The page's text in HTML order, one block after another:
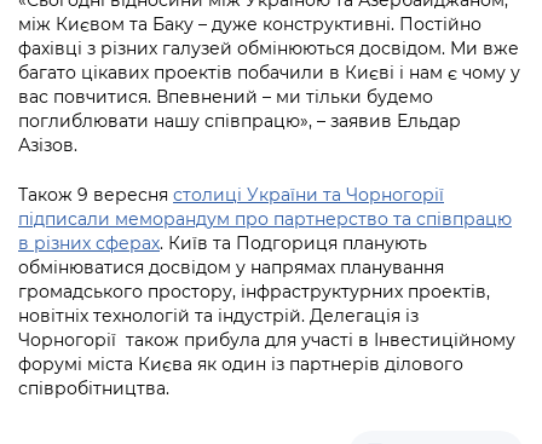
між Києвом та Баку – дуже конструктивні. Постійно
фахівці з різних галузей обмінюються досвідом. Ми вже
багато цікавих проектів побачили в Києві і нам є чому у
вас повчитися. Впевнений – ми тільки будемо
поглиблювати нашу співпрацю», – заявив Ельдар
Азізов.
Також 9 вересня столиці України та Чорногорії
підписали меморандум про партнерство та співпрацю
в різних сферах. Київ та Подгориця планують
обмінюватися досвідом у напрямах планування
громадського простору, інфраструктурних проектів,
новітніх технологій та індустрій. Делегація із
Чорногорії також прибула для участі в Інвестиційному
форумі міста Києва як один із партнерів ділового
співробітництва.